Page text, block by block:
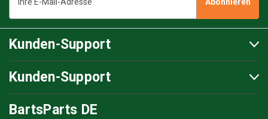
Mail-
Adresse
Kunden-Support
Kunden-Support
BartsParts DE